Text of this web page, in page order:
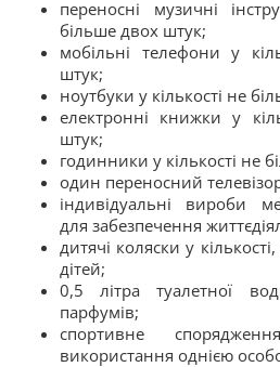
переносні музичні
більше двох штук;
мобільні телефони у
штук;
ноутбуки у кількості не
електронні книжки у
штук;
годинники у кількості не
один переносний
індивідуальні вироби
для забезпечення
дитячі коляски у
дітей;
0,5 літра туалетної
парфумів;
спортивне
використання однією